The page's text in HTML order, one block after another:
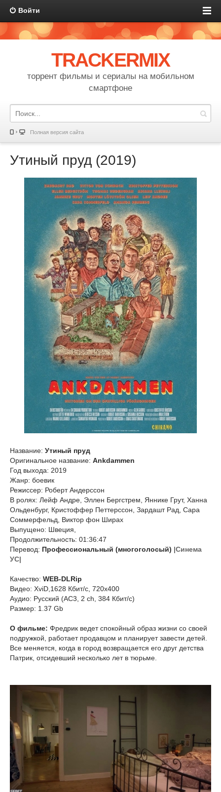
Войти
TRACKERMIX
торрент фильмы и сериалы на мобильном
смартфоне
Полная версия сайта
Утиный пруд (2019)
Название: Утиный пруд
Оригинальное название: Ankdammen
Год выхода: 2019
Жанр: боевик
Режиссер: Роберт Андерссон
В ролях: Лейф Андре, Эллен Бергстрем, Яннике Грут, Ханна
Ольденбург, Кристоффер Петтерссон, Зардашт Рад, Сара
Соммерфельд, Виктор фон Ширах
Выпущено: Швеция,
Продолжительность: 01:36:47
Перевод: Профессиональный (многоголосый) |Синема
УС|
Качество: WEB-DLRip
Видео: XviD,1628 Кбит/с, 720x400
Аудио: Русский (AC3, 2 ch, 384 Кбит/с)
Размер: 1.37 Gb
О фильме: Фредрик ведет спокойный образ жизни со своей
подружкой, работает продавцом и планирует завести детей.
Все меняется, когда в город возвращается его друг детства
Патрик, отсидевший несколько лет в тюрьме.